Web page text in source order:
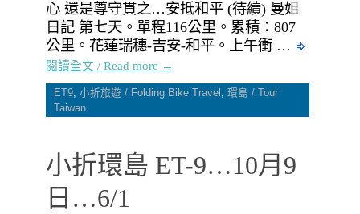
心 還是尊守貫之…安抵和平 (待續) 曼姐
日記 第七天。單程116公里。累積：807
公里。花蓮瑞穗-吉安-和平。上午衝 …
閱讀全文 / Read more →
ET9, 小折旅遊 / Folding Bike Travel , 環島 / Tour
Taiwan
小折環島 ET-9…10月9
日…6/1